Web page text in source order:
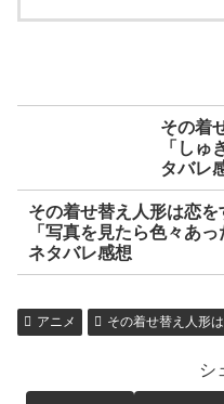
その着
「しゅ
タバレ
その着せ替え人形は恋を
「写真を見たら色々あっ
ネタバレ感想
アニメ その着せ替え人形
シ